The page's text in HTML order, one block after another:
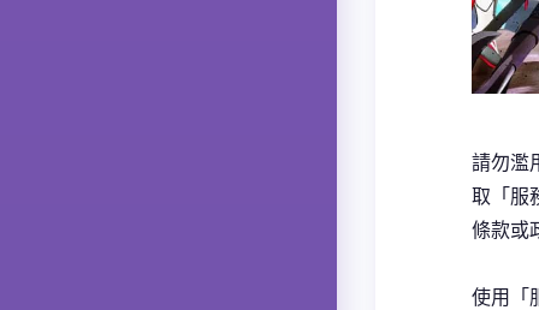
請勿濫
取「服
條款或
使用「